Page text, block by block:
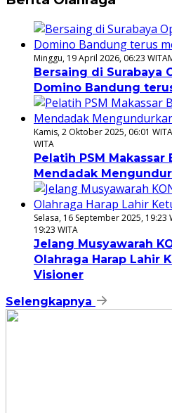
Minggu, 19 April 2026, 06:23 WITA
Bersaing di Surabaya
Domino Bandung
Kamis, 2 Oktober 2025, 06:01 WITA
WITA
Pelatih PSM
Mendadak
Selasa, 16 September 2025, 19:23
19:23 WITA
Jelang Musyawarah
Olahraga Harap Lahir
Visioner
Selengkapnya